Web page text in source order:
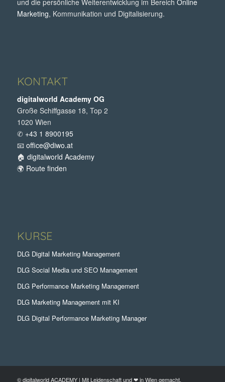
und die persönliche Weiterentwicklung im Bereich Online
Marketing, Kommunikation und Digitalisierung.
KONTAKT
digitalworld Academy OG
Große Schiffgasse 18, Top 2
1020 Wien
✆ +43 1 8900195
📧 office@diwo.at
🏠 digitalworld Academy
🌍 Route finden
KURSE
DLG Digital Marketing Management
DLG Social Media und SEO Management
DLG Performance Marketing Management
DLG Marketing Management mit KI
DLG Digital Performance Marketing Manager
© digitalworld ACADEMY | Mit Leidenschaft und ❤ in Wien gemacht.